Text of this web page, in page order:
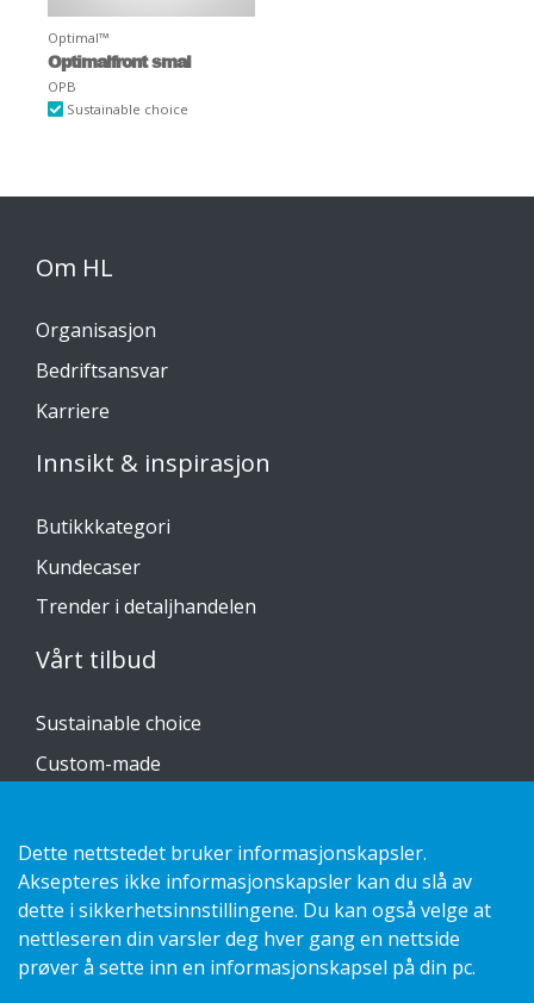
Optimal™
Optimalfront smal
OPB
Sustainable choice
Om HL
Organisasjon
Bedriftsansvar
Karriere
Innsikt & inspirasjon
Butikkkategori
Kundecaser
Trender i detaljhandelen
Vårt tilbud
Sustainable choice
Custom-made
Katalog
Kontakt oss
Personvernerklæring
Dette nettstedet bruker informasjonskapsler.
Aksepteres ikke informasjonskapsler kan du slå av
dette i sikkerhetsinnstillingene. Du kan også velge at
nettleseren din varsler deg hver gang en nettside
prøver å sette inn en informasjonskapsel på din pc.